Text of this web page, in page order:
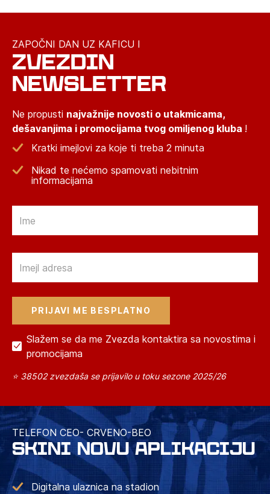
ZAPOČNI DAN UZ KAFICU I
ZVEZDIN
NEWSLETTER
Ne propusti najvažnije novosti o utakmicama,
dešavanjima i promocijama tvog omiljenog kluba !
Kratki imejlovi za koje ti treba 2 minuta
Nikad te nećemo spamovati nebitnim
informacijama
Slažem se da me Zvezda kontaktira sa novostima i
promocijama
⭐ 38502 zvezdaša se prijavilo u toku sezone 2025/26
TELEFON CEO- CRVENO-BEO
SKINI NOVU APLIKACIJU
Digitalna ulaznica na stadion